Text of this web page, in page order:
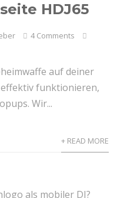
HDJ65
4 Comments
auf deiner
funktionieren,
Wir...
+ READ MORE